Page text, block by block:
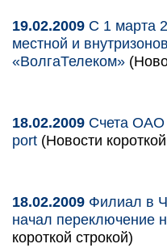
19.02.2009 С 1 марта
местной и
«ВолгаТелеком»
18.02.2009 Счета ОАО
port (Новости
18.02.2009 Филиал в
начал переключение
короткой строкой)